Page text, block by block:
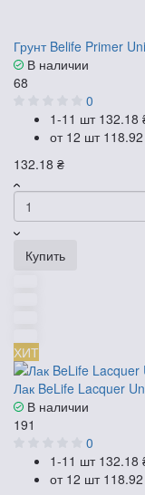
Грунт Belife Primer
В наличии
68
0
1-11 шт 132.18
от 12 шт
132.18 ₴
Купить
ХИТ
Лак BeLife Lacquer
В наличии
191
0
1-11 шт 132.18
от 12 шт